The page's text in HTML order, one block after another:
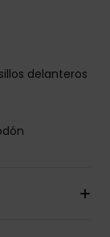
delanteros